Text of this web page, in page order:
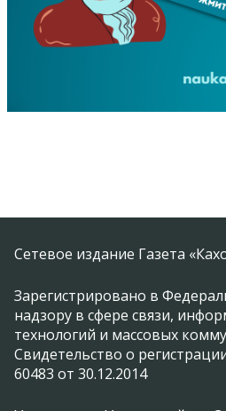
Сетевое издание Газета
Зарегистрировано в
надзору в сфере связи,
технологий и массовых
Свидетельство о
60483 от 30.12.2014